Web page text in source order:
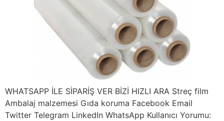
WHATSAPP İLE SİPARİŞ VER BİZİ HIZLI ARA Streç film
Ambalaj malzemesi Gıda koruma Facebook Email
Twitter Telegram LinkedIn WhatsApp Kullanıcı Yorumu: